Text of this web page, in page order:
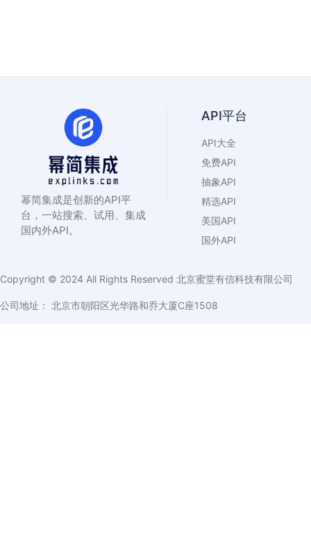
幂简集成是创新的API平
台，一站搜索、试用、集成
国内外API。
API平台
API大全
免费API
抽象API
精选API
美国API
国外API
Copyright © 2024 All Rights Reserved 北京蜜堂有信科技有限公司
公司地址： 北京市朝阳区光华路和乔大厦C座1508